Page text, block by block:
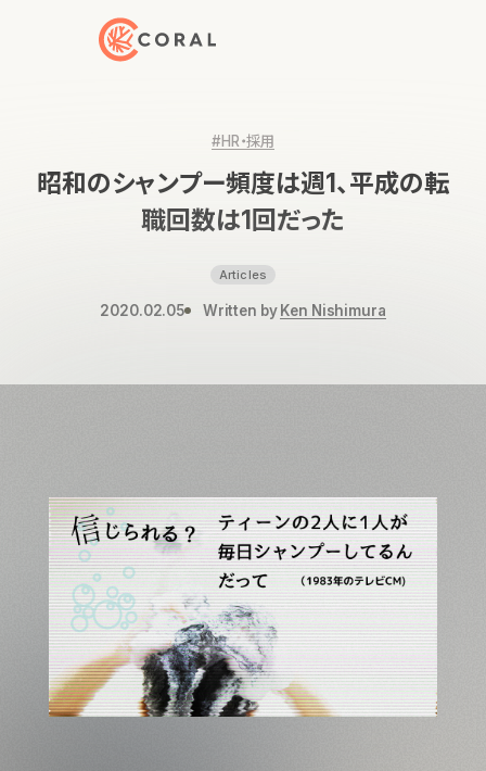
トップページへ戻る
#HR・採用
昭和のシャンプー頻度は週1、平成の転
職回数は1回だった
Articles
2020.02.05 Written by Ken Nishimura